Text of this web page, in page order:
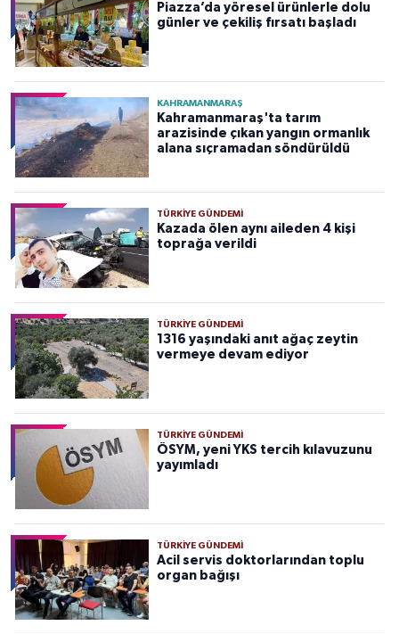
Piazza’da yöresel ürünlerle dolu
günler ve çekiliş fırsatı başladı
KAHRAMANMARAŞ
Kahramanmaraş'ta tarım
arazisinde çıkan yangın ormanlık
alana sıçramadan söndürüldü
TÜRKIYE GÜNDEMI
Kazada ölen aynı aileden 4 kişi
toprağa verildi
TÜRKIYE GÜNDEMI
1316 yaşındaki anıt ağaç zeytin
vermeye devam ediyor
TÜRKIYE GÜNDEMI
ÖSYM, yeni YKS tercih kılavuzunu
yayımladı
TÜRKIYE GÜNDEMI
Acil servis doktorlarından toplu
organ bağışı